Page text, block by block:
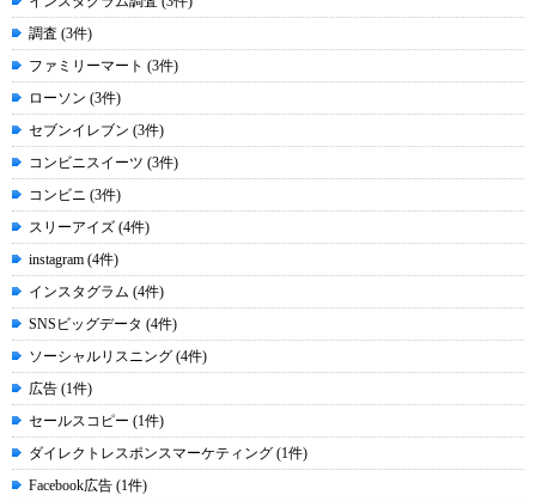
調査 (3件)
ファミリーマート (3件)
ローソン (3件)
セブンイレブン (3件)
コンビニスイーツ (3件)
コンビニ (3件)
スリーアイズ (4件)
instagram (4件)
インスタグラム (4件)
SNSビッグデータ (4件)
ソーシャルリスニング (4件)
広告 (1件)
セールスコピー (1件)
ダイレクトレスポンスマーケティング (1件)
Facebook広告 (1件)